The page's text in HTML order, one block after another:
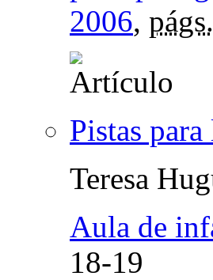
2006, págs.
Pistas
Teresa
Aula de
18-19